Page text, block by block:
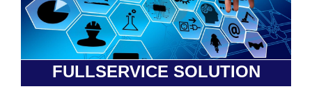
POLITICA
Qualità
PRIVACY
FULLSERVICE SOLUTION